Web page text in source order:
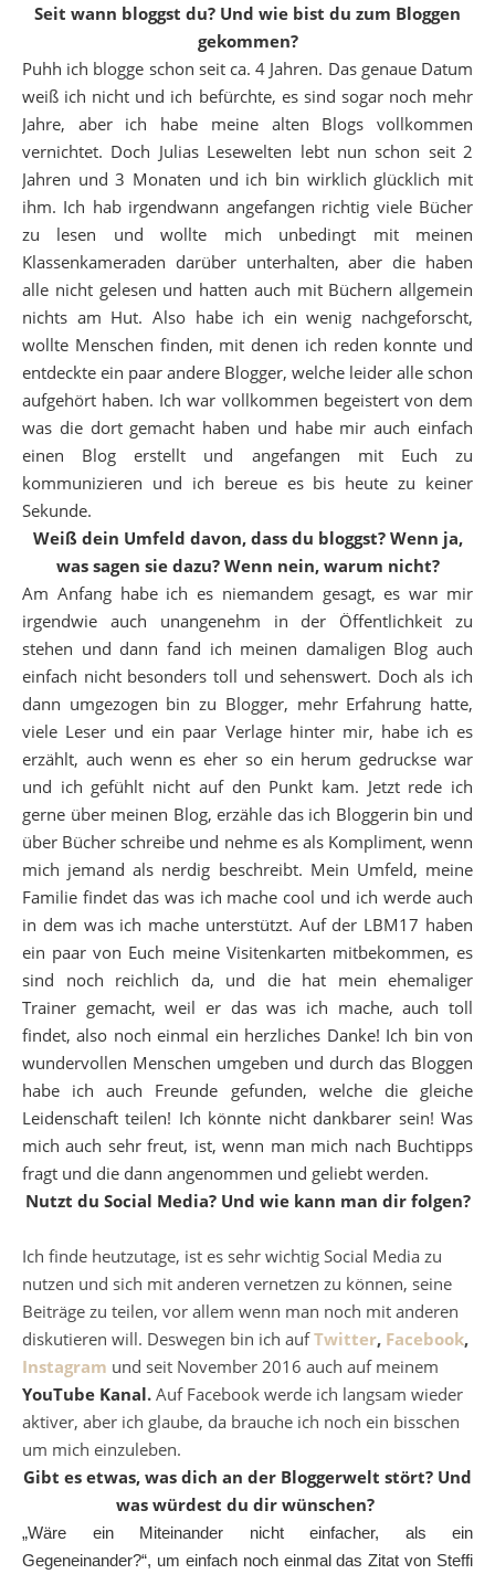
Seit wann bloggst du? Und wie bist du zum Bloggen
gekommen?
Puhh ich blogge schon seit ca. 4 Jahren. Das genaue Datum
weiß ich nicht und ich befürchte, es sind sogar noch mehr
Jahre, aber ich habe meine alten Blogs vollkommen
vernichtet. Doch Julias Lesewelten lebt nun schon seit 2
Jahren und 3 Monaten und ich bin wirklich glücklich mit
ihm. Ich hab irgendwann angefangen richtig viele Bücher
zu lesen und wollte mich unbedingt mit meinen
Klassenkameraden darüber unterhalten, aber die haben
alle nicht gelesen und hatten auch mit Büchern allgemein
nichts am Hut. Also habe ich ein wenig nachgeforscht,
wollte Menschen finden, mit denen ich reden konnte und
entdeckte ein paar andere Blogger, welche leider alle schon
aufgehört haben. Ich war vollkommen begeistert von dem
was die dort gemacht haben und habe mir auch einfach
einen Blog erstellt und angefangen mit Euch zu
kommunizieren und ich bereue es bis heute zu keiner
Sekunde.
Weiß dein Umfeld davon, dass du bloggst? Wenn ja,
was sagen sie dazu? Wenn nein, warum nicht?
Am Anfang habe ich es niemandem gesagt, es war mir
irgendwie auch unangenehm in der Öffentlichkeit zu
stehen und dann fand ich meinen damaligen Blog auch
einfach nicht besonders toll und sehenswert. Doch als ich
dann umgezogen bin zu Blogger, mehr Erfahrung hatte,
viele Leser und ein paar Verlage hinter mir, habe ich es
erzählt, auch wenn es eher so ein herum gedruckse war
und ich gefühlt nicht auf den Punkt kam. Jetzt rede ich
gerne über meinen Blog, erzähle das ich Bloggerin bin und
über Bücher schreibe und nehme es als Kompliment, wenn
mich jemand als nerdig beschreibt. Mein Umfeld, meine
Familie findet das was ich mache cool und ich werde auch
in dem was ich mache unterstützt. Auf der LBM17 haben
ein paar von Euch meine Visitenkarten mitbekommen, es
sind noch reichlich da, und die hat mein ehemaliger
Trainer gemacht, weil er das was ich mache, auch toll
findet, also noch einmal ein herzliches Danke! Ich bin von
wundervollen Menschen umgeben und durch das Bloggen
habe ich auch Freunde gefunden, welche die gleiche
Leidenschaft teilen! Ich könnte nicht dankbarer sein! Was
mich auch sehr freut, ist, wenn man mich nach Buchtipps
fragt und die dann angenommen und geliebt werden.
Nutzt du Social Media? Und wie kann man dir folgen?
Ich finde heutzutage, ist es sehr wichtig Social Media zu
nutzen und sich mit anderen vernetzen zu können, seine
Beiträge zu teilen, vor allem wenn man noch mit anderen
diskutieren will. Deswegen bin ich aufTwitter, Facebook,
Instagram und seit November 2016 auch auf meinem
YouTube Kanal. Auf Facebook werde ich langsam wieder
aktiver, aber ich glaube, da brauche ich noch ein bisschen
um mich einzuleben.
Gibt es etwas, was dich an der Bloggerwelt stört? Und
was würdest du dir wünschen?
„Wäre ein Miteinander nicht einfacher, als ein
Gegeneinander?“, um einfach noch einmal das Zitat von Steffi